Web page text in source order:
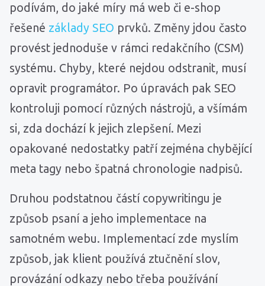
podívám, do jaké míry má web či e-shop
řešené základy SEO prvků. Změny jdou často
provést jednoduše v rámci redakčního (CSM)
systému. Chyby, které nejdou odstranit, musí
opravit programátor. Po úpravách pak SEO
kontroluji pomocí různých nástrojů, a všímám
si, zda dochází k jejich zlepšení. Mezi
opakované nedostatky patří zejména chybějící
meta tagy nebo špatná chronologie nadpisů.
Druhou podstatnou částí copywritingu je
způsob psaní a jeho implementace na
samotném webu. Implementací zde myslím
způsob, jak klient používá ztučnění slov,
provázání odkazy nebo třeba používání